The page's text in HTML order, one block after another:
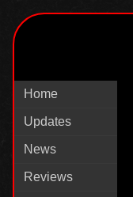
Home
Updates
News
Reviews